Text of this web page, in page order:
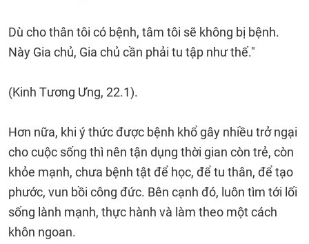
Dù cho thân tôi có bệnh, tâm tôi sẽ không bị bệnh.
Này Gia chủ, Gia chủ cần phải tu tập như thế."
(Kinh Tương Ưng, 22.1).
Hơn nữa, khi ý thức được bệnh khổ gây nhiều trở ngại
cho cuộc sống thì nên tận dụng thời gian còn trẻ, còn
khỏe mạnh, chưa bệnh tật để học, để tu thân, để tạo
phước, vun bồi công đức. Bên cạnh đó, luôn tìm tới lối
sống lành mạnh, thực hành và làm theo một cách
khôn ngoan.